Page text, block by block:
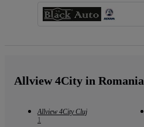
Allview 4City in Romania
Allview 4City Cluj
1